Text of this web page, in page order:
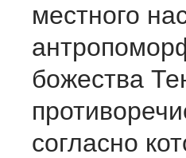
местного
божества
согласно